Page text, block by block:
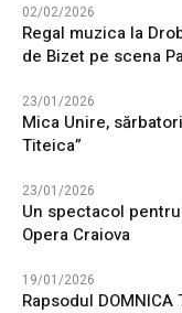
02/02/2026
Regal muzica la
de Bizet pe scena
23/01/2026
Mica Unire,
Titeica”
23/01/2026
Un spectacol
Opera Craiova
19/01/2026
Rapsodul